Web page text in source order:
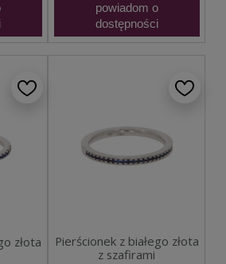
powiadom o
dostępności
złota
Pierścionek z białego złota
z szafirami